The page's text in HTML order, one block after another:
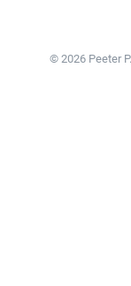
© 2026 Peeter